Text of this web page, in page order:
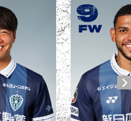
城後 寿
JOGO Hisashi
10
FW